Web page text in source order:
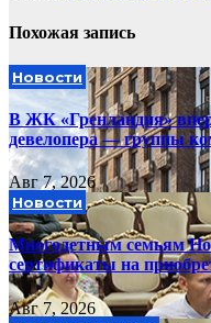
Похожая запись
Новости
В ЖК «Гренландия»
девелопера — группы
Авг 7, 2026
Новости
Многодетным семьям
сертификаты на
Авг 7, 2026